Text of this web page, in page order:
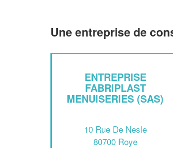
Une entreprise de
ENTREPRISE
FABRIPLAST
MENUISERIES (SAS)
10 Rue De Nesle
80700 Roye